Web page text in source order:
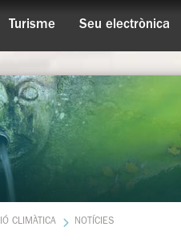
Turisme Seu electrònica
CLIMÀTICA NOTÍCIES